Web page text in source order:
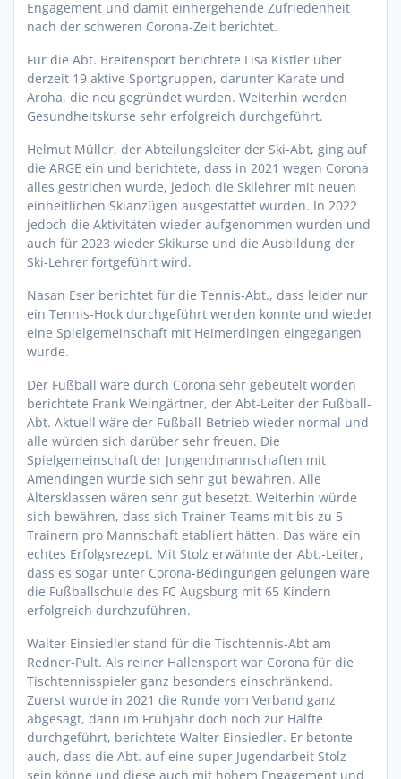
Engagement und damit einhergehende Zufriedenheit
nach der schweren Corona-Zeit berichtet.
Für die Abt. Breitensport berichtete Lisa Kistler über
derzeit 19 aktive Sportgruppen, darunter Karate und
Aroha, die neu gegründet wurden. Weiterhin werden
Gesundheitskurse sehr erfolgreich durchgeführt.
Helmut Müller, der Abteilungsleiter der Ski-Abt, ging auf
die ARGE ein und berichtete, dass in 2021 wegen Corona
alles gestrichen wurde, jedoch die Skilehrer mit neuen
einheitlichen Skianzügen ausgestattet wurden. In 2022
jedoch die Aktivitäten wieder aufgenommen wurden und
auch für 2023 wieder Skikurse und die Ausbildung der
Ski-Lehrer fortgeführt wird.
Nasan Eser berichtet für die Tennis-Abt., dass leider nur
ein Tennis-Hock durchgeführt werden konnte und wieder
eine Spielgemeinschaft mit Heimerdingen eingegangen
wurde.
Der Fußball wäre durch Corona sehr gebeutelt worden
berichtete Frank Weingärtner, der Abt-Leiter der Fußball-
Abt. Aktuell wäre der Fußball-Betrieb wieder normal und
alle würden sich darüber sehr freuen. Die
Spielgemeinschaft der Jungendmannschaften mit
Amendingen würde sich sehr gut bewähren. Alle
Altersklassen wären sehr gut besetzt. Weiterhin würde
sich bewähren, dass sich Trainer-Teams mit bis zu 5
Trainern pro Mannschaft etabliert hätten. Das wäre ein
echtes Erfolgsrezept. Mit Stolz erwähnte der Abt.-Leiter,
dass es sogar unter Corona-Bedingungen gelungen wäre
die Fußballschule des FC Augsburg mit 65 Kindern
erfolgreich durchzuführen.
Walter Einsiedler stand für die Tischtennis-Abt am
Redner-Pult. Als reiner Hallensport war Corona für die
Tischtennisspieler ganz besonders einschränkend.
Zuerst wurde in 2021 die Runde vom Verband ganz
abgesagt, dann im Frühjahr doch noch zur Hälfte
durchgeführt, berichtete Walter Einsiedler. Er betonte
auch, dass die Abt. auf eine super Jugendarbeit Stolz
sein könne und diese auch mit hohem Engagement und